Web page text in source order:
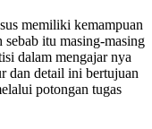
memiliki kemampuan
itu masing-masing
dalam mengajar nya
dan detail ini bertujuan
potongan tugas